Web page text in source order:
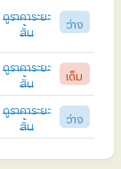
ดูราคาระยะ
สั้น
ว่าง
ยเดือน 6 เดือน
-
ดูราคาระยะ
สั้น
เต็ม
ดูราคาระยะ
สั้น
ว่าง